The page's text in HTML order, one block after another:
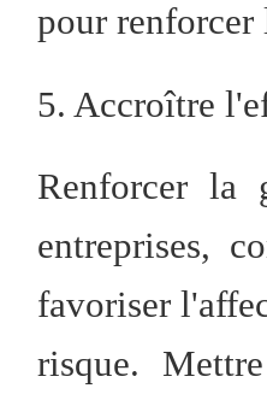
pour
5. Accroître
Renforcer la
entreprises,
favoriser
risque.